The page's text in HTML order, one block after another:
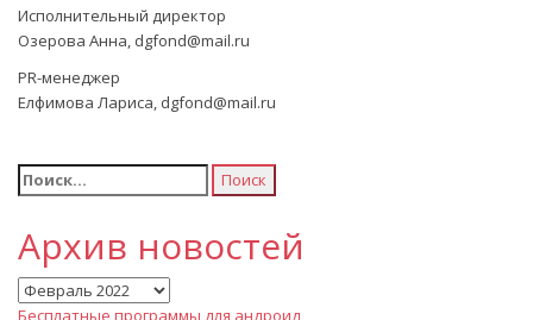
Исполнительный директор
Озерова Анна, dgfond@mail.ru
PR-менеджер
Елфимова Лариса, dgfond@mail.ru
Найти:
Архив новостей
Архив
новостей
Бесплатные программы для андроид